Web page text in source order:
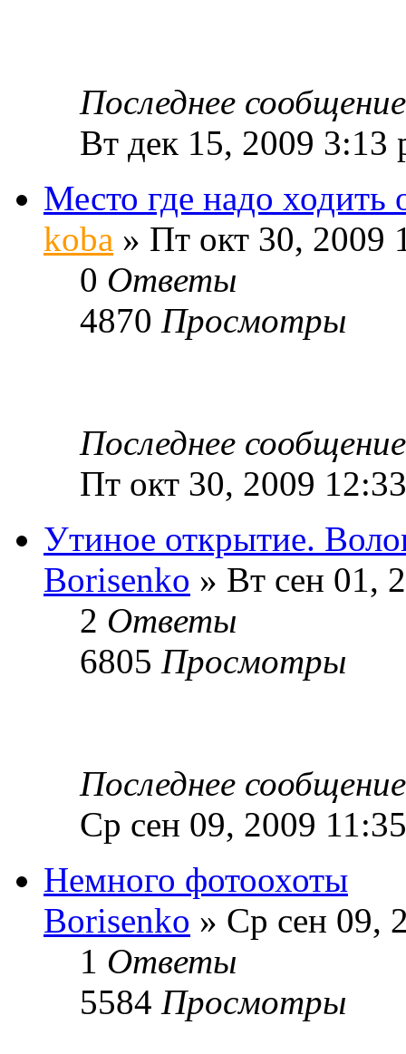
Последнее
Вт дек 15, 2009 3:13
Место где надо
koba » Пт окт 30, 2009
0 Ответы
4870 Просмотры
Последнее
Пт окт 30, 2009
Утиное открытие.
Borisenko » Вт сен 01,
2 Ответы
6805 Просмотры
Последнее
Ср сен 09, 2009
Немного фотоохоты
Borisenko » Ср сен 09,
1 Ответы
5584 Просмотры